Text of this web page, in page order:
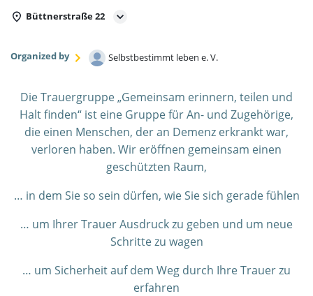
Büttnerstraße 22
Organized by Selbstbestimmt leben e. V.
Die Trauergruppe „Gemeinsam erinnern, teilen und
Halt finden“ ist eine Gruppe für An- und Zugehörige,
die einen Menschen, der an Demenz erkrankt war,
verloren haben. Wir eröffnen gemeinsam einen
geschützten Raum,
… in dem Sie so sein dürfen, wie Sie sich gerade fühlen
… um Ihrer Trauer Ausdruck zu geben und um neue
Schritte zu wagen
… um Sicherheit auf dem Weg durch Ihre Trauer zu
erfahren